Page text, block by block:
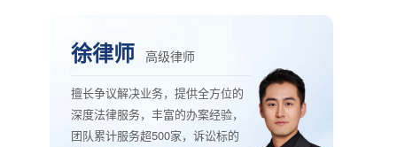
徐律师 高级律师
擅长争议解决业务，提供全方位的
深度法律服务，丰富的办案经验，
团队累计服务超500家，诉讼标的